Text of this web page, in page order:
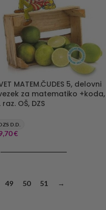
MATEM.ČUDES 5, delovni
za matematiko +koda,
raz. OŠ, DZS
D.D.
€
49 50 51 →